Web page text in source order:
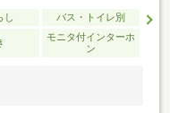
し バス・トイレ別
モニタ付インターホ
ン